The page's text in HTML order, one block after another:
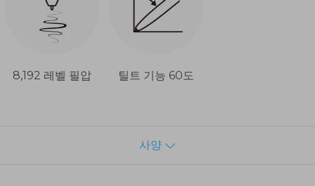
8,192 레벨 필압 틸트 기능 60도
사양